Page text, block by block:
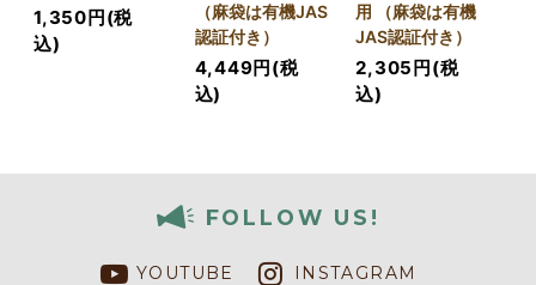
1,350円(税
込)
（麻袋は有機JAS
認証付き）
4,449円(税
込)
用 （麻袋は有機
JAS認証付き）
2,305円(税
込)
FOLLOW US!
YOUTUBE INSTAGRAM